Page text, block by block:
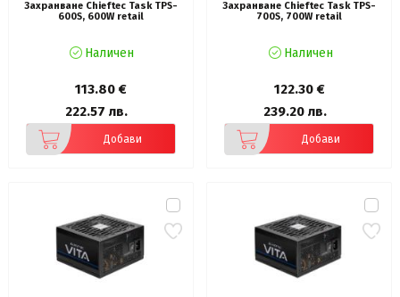
Захранване Chieftec Task TPS-
600S, 600W retail
Наличен
113.80 €
222.57 лв.
Добави
Захранване Chieftec Task TPS-
700S, 700W retail
Наличен
122.30 €
239.20 лв.
Добави